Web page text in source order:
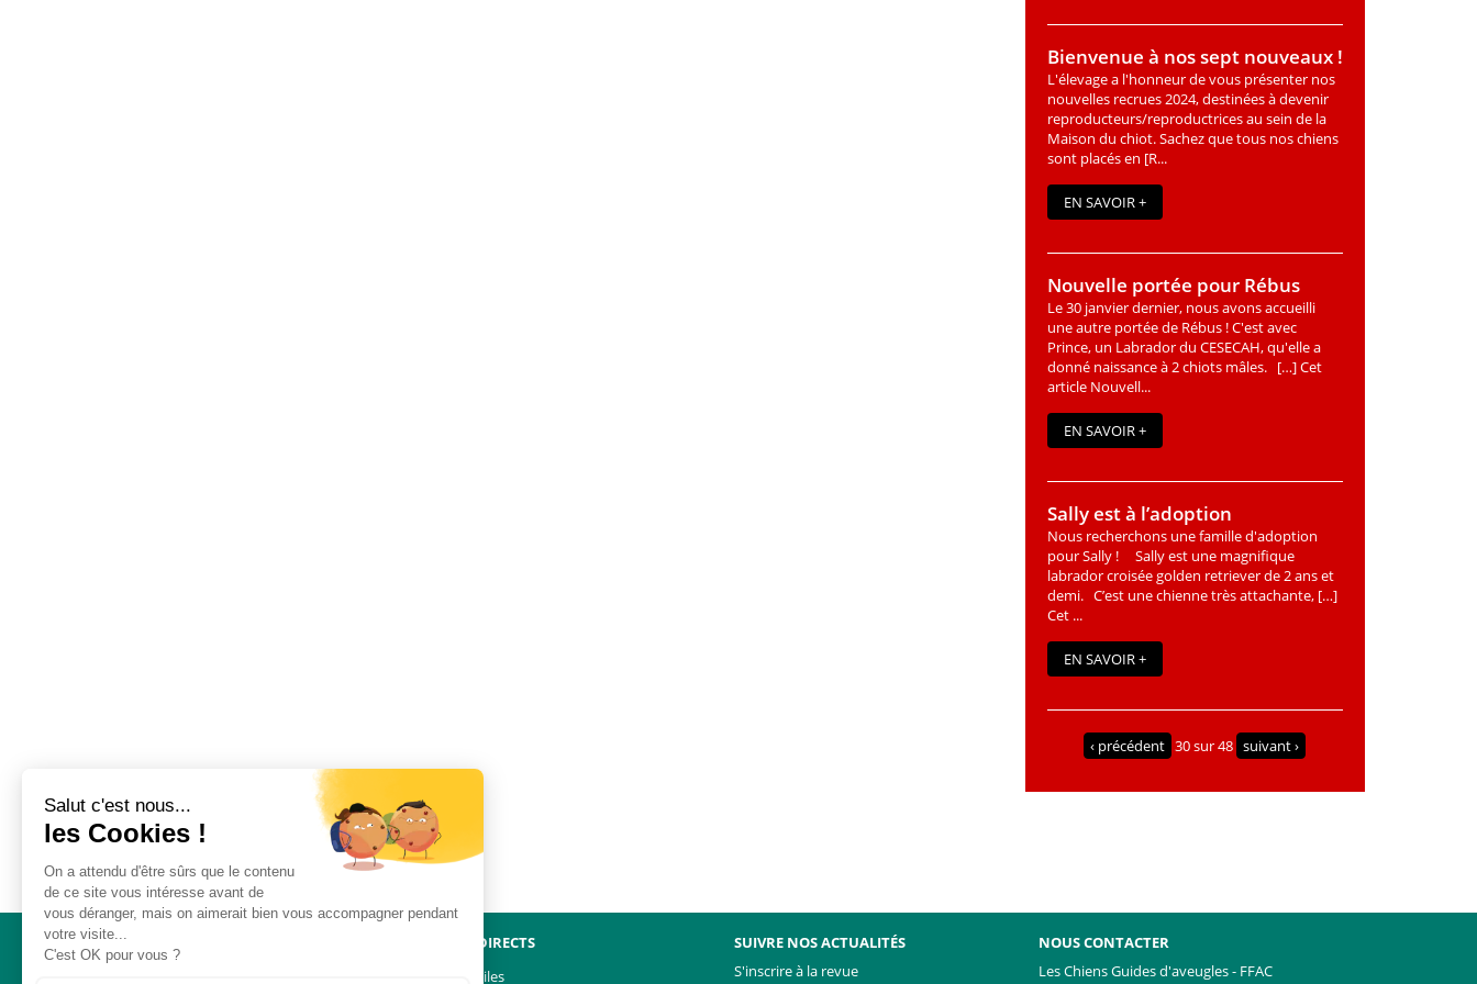
Bienvenue à nos sept nouveaux !
L'élevage a l'honneur de vous présenter nos
nouvelles recrues 2024, destinées à devenir
reproducteurs/reproductrices au sein de la
Maison du chiot. Sachez que tous nos chiens
sont placés en [R...
EN SAVOIR +
Nouvelle portée pour Rébus
Le 30 janvier dernier, nous avons accueilli
une autre portée de Rébus ! C'est avec
Prince, un Labrador du CESECAH, qu'elle a
donné naissance à 2 chiots mâles. […] Cet
article Nouvell...
EN SAVOIR +
Sally est à l’adoption
Nous recherchons une famille d'adoption
pour Sally ! Sally est une magnifique
labrador croisée golden retriever de 2 ans et
demi. C’est une chienne très attachante, […]
Cet ...
EN SAVOIR +
‹ précédent 30 sur 48 suivant ›
ACCÈS DIRECTS
Liens utiles
SUIVRE NOS ACTUALITÉS
S'inscrire à la revue
NOUS CONTACTER
Les Chiens Guides d'aveugles - FFAC
Salut c'est nous...
les Cookies !
On a attendu d'être sûrs que le contenu
de ce site vous intéresse avant de
vous déranger, mais on aimerait bien vous accompagner pendant
votre visite...
C'est OK pour vous ?